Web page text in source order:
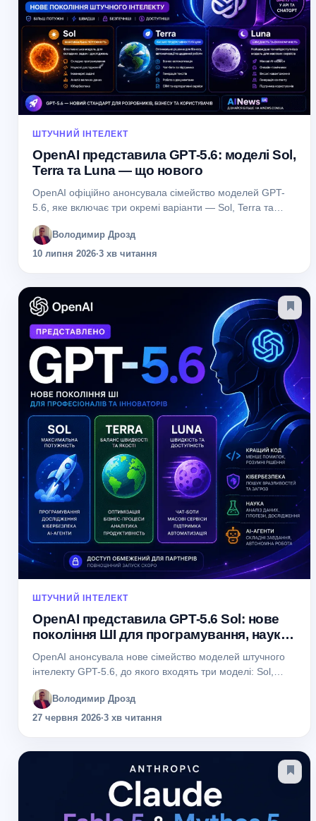
ШТУЧНИЙ ІНТЕЛЕКТ
OpenAI представила GPT-5.6: моделі Sol,
Terra та Luna — що нового
OpenAI офіційно анонсувала сімейство моделей GPT-
5.6, яке включає три окремі варіанти — Sol, Terra та
інтелекту, пропонуючи користувачам різні рівні
продуктивності,...
Володимир Дрозд
10 липня 2026·3 хв читання
ШТУЧНИЙ ІНТЕЛЕКТ
OpenAI представила GPT-5.6 Sol: нове
покоління ШІ для програмування, науки
та кібербезпеки
OpenAI анонсувала нове сімейство моделей штучного
інтелекту GPT-5.6, до якого входять три моделі: Sol,
орієнтована на найскладніші завдання — від розробки...
Володимир Дрозд
27 червня 2026·3 хв читання